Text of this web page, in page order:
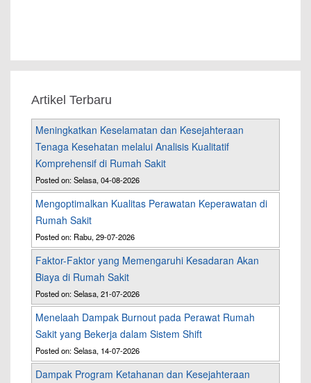
Artikel Terbaru
Meningkatkan Keselamatan dan Kesejahteraan
Tenaga Kesehatan melalui Analisis Kualitatif
Komprehensif di Rumah Sakit
Posted on: Selasa, 04-08-2026
Mengoptimalkan Kualitas Perawatan Keperawatan di
Rumah Sakit
Posted on: Rabu, 29-07-2026
Faktor-Faktor yang Memengaruhi Kesadaran Akan
Biaya di Rumah Sakit
Posted on: Selasa, 21-07-2026
Menelaah Dampak Burnout pada Perawat Rumah
Sakit yang Bekerja dalam Sistem Shift
Posted on: Selasa, 14-07-2026
Dampak Program Ketahanan dan Kesejahteraan